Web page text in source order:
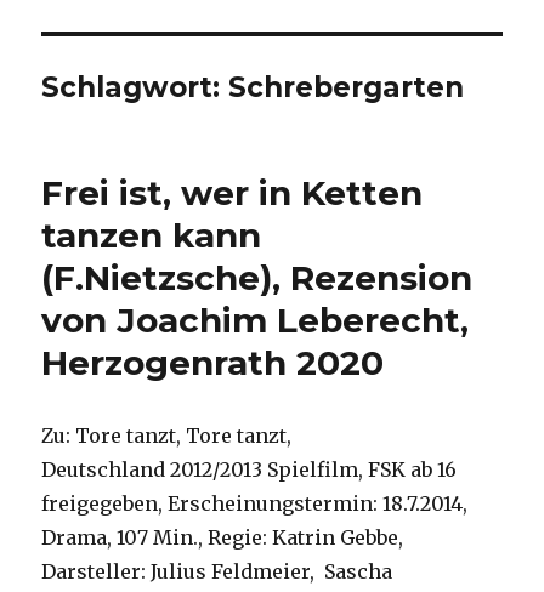
Schlagwort: Schrebergarten
Frei ist, wer in Ketten
tanzen kann
(F.Nietzsche), Rezension
von Joachim Leberecht,
Herzogenrath 2020
Zu: Tore tanzt, Tore tanzt,
Deutschland 2012/2013 Spielfilm, FSK ab 16
freigegeben, Erscheinungstermin: 18.7.2014,
Drama, 107 Min., Regie: Katrin Gebbe,
Darsteller: Julius Feldmeier, Sascha